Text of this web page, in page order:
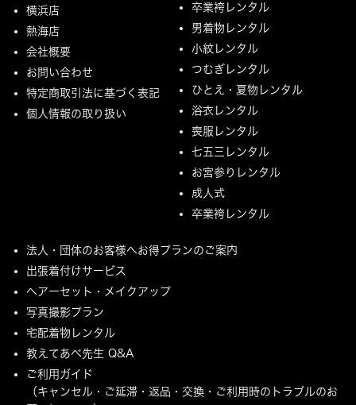
横浜店
熱海店
会社概要
お問い合わせ
特定商取引法に基づく表記
個人情報の取り扱い
卒業袴レンタル
男着物レンタル
小紋レンタル
つむぎレンタル
ひとえ・夏物レンタル
浴衣レンタル
喪服レンタル
七五三レンタル
お宮参りレンタル
成人式
卒業袴レンタル
法人・団体のお客様へお得プランのご案内
出張着付けサービス
ヘアーセット・メイクアップ
写真撮影プラン
宅配着物レンタル
教えてあべ先生 Q&A
ご利用ガイド
（キャンセル・ご延滞・返品・交換・ご利用時のトラブルのお